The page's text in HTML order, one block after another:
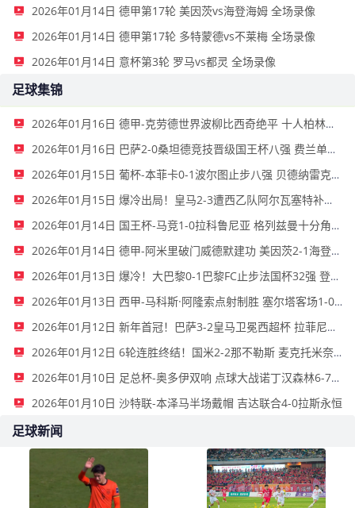
2026年01月14日 德甲第17轮 美因茨vs海登海姆 全场录像
2026年01月14日 德甲第17轮 多特蒙德vs不莱梅 全场录像
2026年01月14日 意杯第3轮 罗马vs都灵 全场录像
足球集锦
2026年01月16日 德甲-克劳德世界波柳比西奇绝平 十人柏林联合1-1奥格斯堡
2026年01月16日 巴萨2-0桑坦德竞技晋级国王杯八强 费兰单刀球破门亚马尔建功
2026年01月15日 葡杯-本菲卡0-1波尔图止步八强 贝德纳雷克制胜帕夫利季斯失良机
2026年01月15日 爆冷出局！皇马2-3遭西乙队阿尔瓦塞特补时绝杀 无缘国王杯8强
2026年01月14日 国王杯-马竞1-0拉科鲁尼亚 格列兹曼十分角任意球破门+远射中横梁
2026年01月14日 德甲-阿米里破门威德默建功 美因茨2-1海登海姆
2026年01月13日 爆冷！大巴黎0-1巴黎FC止步法国杯32强 登贝莱失单刀埃梅里中框
2026年01月13日 西甲-马科斯·阿隆索点射制胜 塞尔塔客场1-0塞维利亚
2026年01月12日 新年首冠！巴萨3-2皇马卫冕西超杯 拉菲尼亚双响维尼修斯一条龙
2026年01月12日 6轮连胜终结！国米2-2那不勒斯 麦克托米奈双响恰20点射孔蒂染红
2026年01月10日 足总杯-奥多伊双响 点球大战诺丁汉森林6-7雷克瑟姆
2026年01月10日 沙特联-本泽马半场戴帽 吉达联合4-0拉斯永恒
足球新闻